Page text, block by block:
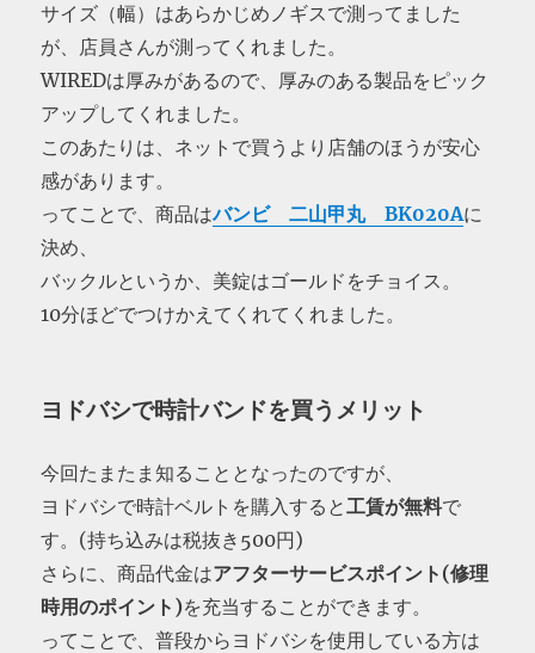
サイズ（幅）はあらかじめノギスで測ってました
が、店員さんが測ってくれました。
WIREDは厚みがあるので、厚みのある製品をピック
アップしてくれました。
このあたりは、ネットで買うより店舗のほうが安心
感があります。
ってことで、商品はバンビ 二山甲丸 BK020Aに
決め、
バックルというか、美錠はゴールドをチョイス。
10分ほどでつけかえてくれてくれました。
ヨドバシで時計バンドを買うメリット
今回たまたま知ることとなったのですが、
ヨドバシで時計ベルトを購入すると工賃が無料で
す。(持ち込みは税抜き500円)
さらに、商品代金はアフターサービスポイント(修理
時用のポイント)を充当することができます。
ってことで、普段からヨドバシを使用している方は